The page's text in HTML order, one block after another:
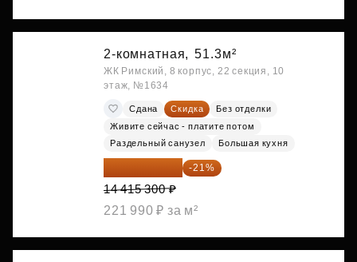
2-комнатная, 51.3м²
ЖК Римский, 8 корпус, 22 секция, 10
этаж, №1634
Сдана Скидка
Без отделки
Живите сейчас - платите потом
Раздельный санузел
Большая кухня
11 388 087 ₽ -21%
14 415 300 ₽
221 990 ₽ за м²